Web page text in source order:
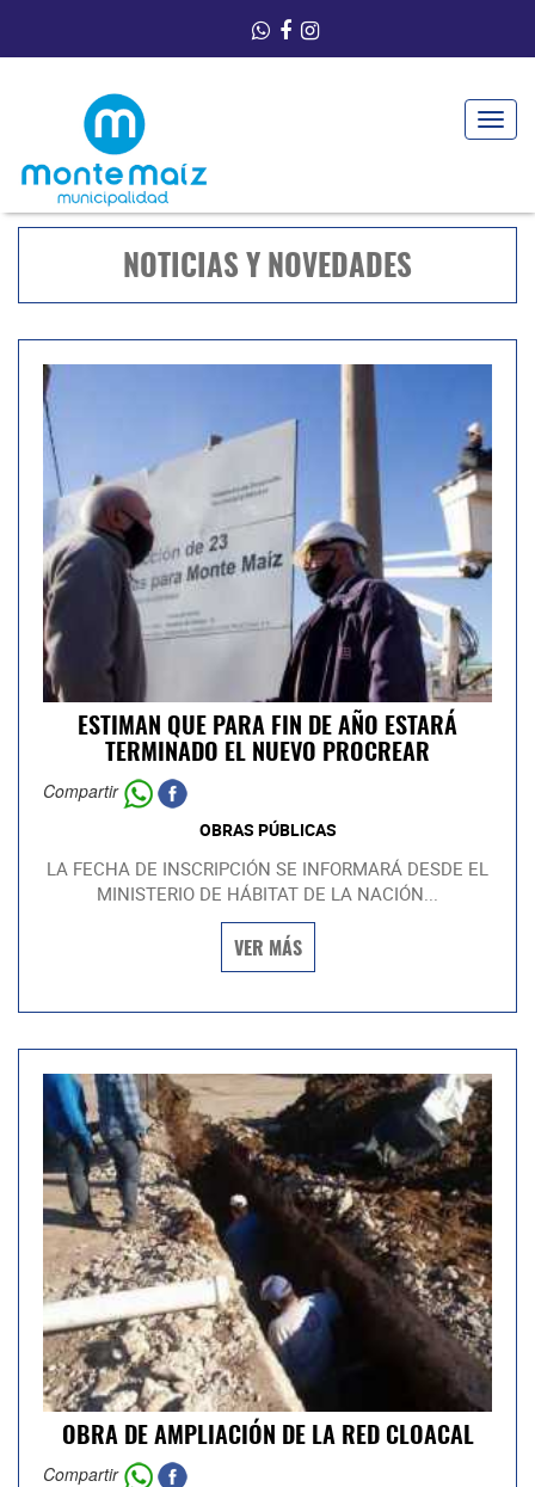
Toggle
NOTICIAS Y NOVEDADES
ESTIMAN QUE PARA FIN DE AÑO ESTARÁ
TERMINADO EL NUEVO PROCREAR
Compartir
OBRAS PÚBLICAS
LA FECHA DE INSCRIPCIÓN SE INFORMARÁ DESDE EL
MINISTERIO DE HÁBITAT DE LA NACIÓN...
VER MÁS
OBRA DE AMPLIACIÓN DE LA RED CLOACAL
Compartir